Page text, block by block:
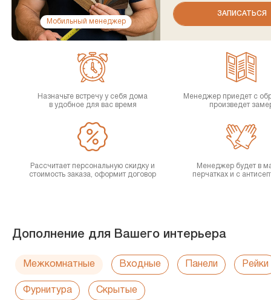
Мобильный менеджер
Назначьте встречу у себя дома
в удобное для вас время
Менеджер приедет с
произведет
Рассчитает персональную скидку и
стоимость заказа, оформит договор
Менеджер будет в
перчатках и с
Дополнение для Вашего интерьера
Межкомнатные Входные Панели Рейки
Фурнитура Скрытые